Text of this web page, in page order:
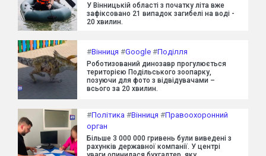
У Вінницькій області з початку літа вже
зафіксовано 21 випадок загибелі на воді -
20 хвилин.
#Вінниця #Google #Поділля
Роботизований динозавр прогулюється
територією Подільського зоопарку,
позуючи для фото з відвідувачами –
всього за 20 хвилин.
#Політика #Вінниця #Правоохоронний
орган
Більше 3 000 000 гривень були виведені з
рахунків державної компанії. У центрі